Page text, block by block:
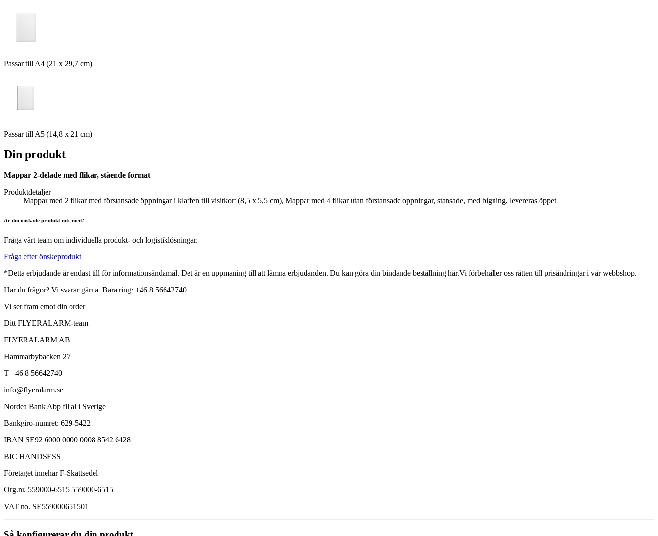
Passar till A4 (21 x 29,7 cm)
Passar till A5 (14,8 x 21 cm)
Din produkt
Mappar 2-delade med flikar, stående format
Produktdetaljer
Mappar med 2 flikar med förstansade öppningar i klaffen till visitkort (8,5 x 5,5 cm), Mappar med 4 flikar utan förstansade oppningar, stansade, med bigning, levereras öppet
Är din önskade produkt inte med?
Fråga vårt team om individuella produkt- och logistiklösningar.
Fråga efter önskeprodukt
*Detta erbjudande är endast till för informationsändamål. Det är en uppmaning till att lämna erbjudanden. Du kan göra din bindande beställning här.Vi förbehåller oss rätten till prisändringar i vår webbshop.
Har du frågor? Vi svarar gärna. Bara ring: +46 8 56642740
Vi ser fram emot din order
Ditt FLYERALARM-team
FLYERALARM AB
Hammarbybacken 27
T +46 8 56642740
info@flyeralarm.se
Nordea Bank Abp filial i Sverige
Bankgiro-numret: 629-5422
IBAN SE92 6000 0000 0008 8542 6428
BIC HANDSESS
Företaget innehar F-Skattsedel
Org.nr. 559000-6515 559000-6515
VAT no. SE559000651501